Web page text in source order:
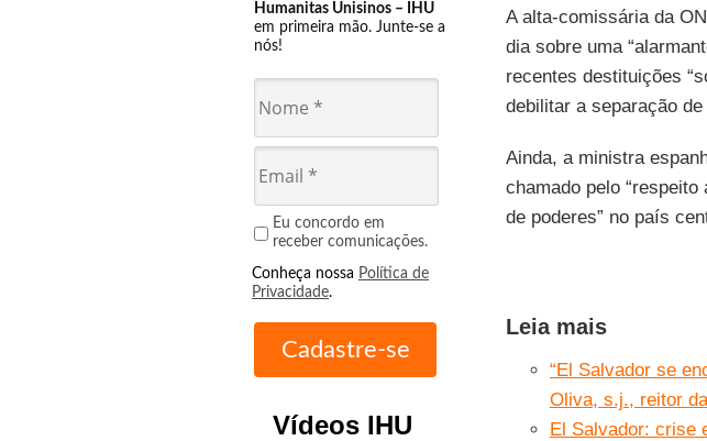
Humanitas Unisinos – IHU
em primeira mão. Junte-se a
nós!
Eu concordo em
receber comunicações.
Conheça nossa Política de
Privacidade.
Vídeos IHU
A alta-comissária da
dia sobre uma
recentes destituições
debilitar a separação
Ainda, a ministra
chamado pelo
de poderes” no país
Leia mais
“El Salvador se
Oliva, s.j., reitor
El Salvador: crise